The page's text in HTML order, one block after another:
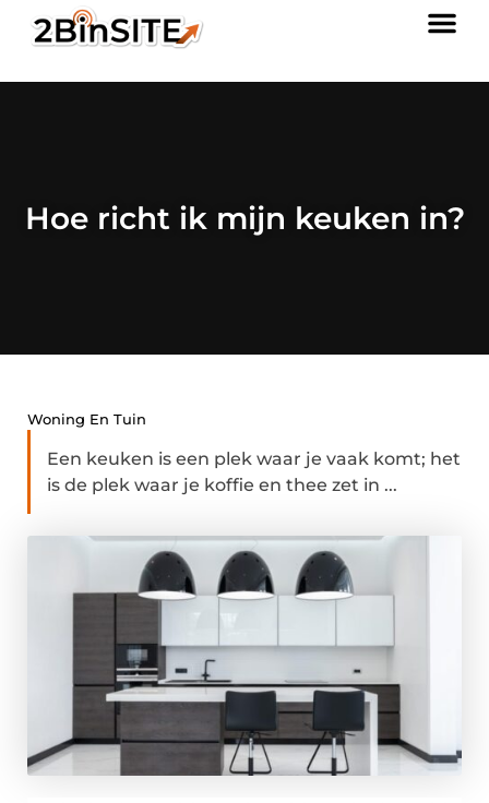
Hoe richt ik mijn keuken in?
Woning En Tuin
Een keuken is een plek waar je vaak komt; het
is de plek waar je koffie en thee zet in ...